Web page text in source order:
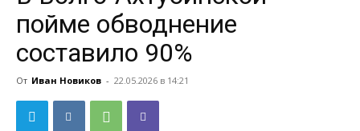
пойме обводнение
составило 90%
От Иван Новиков - 22.05.2026 в 14:21